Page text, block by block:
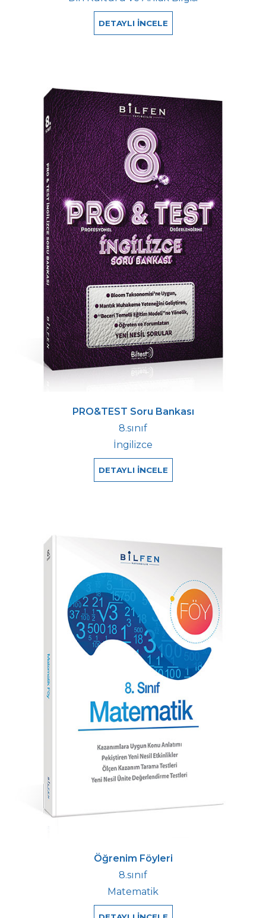
DETAYLI İNCELE
PRO&TEST Soru Bankası
8.sınıf
İngilizce
DETAYLI İNCELE
Öğrenim Föyleri
8.sınıf
Matematik